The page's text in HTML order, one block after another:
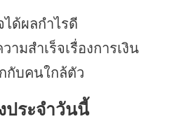
ด้ผลกำไรดี
ามสำเร็จเรื่องการเงิน
กับคนใกล้ตัว
ประจำวันนี้